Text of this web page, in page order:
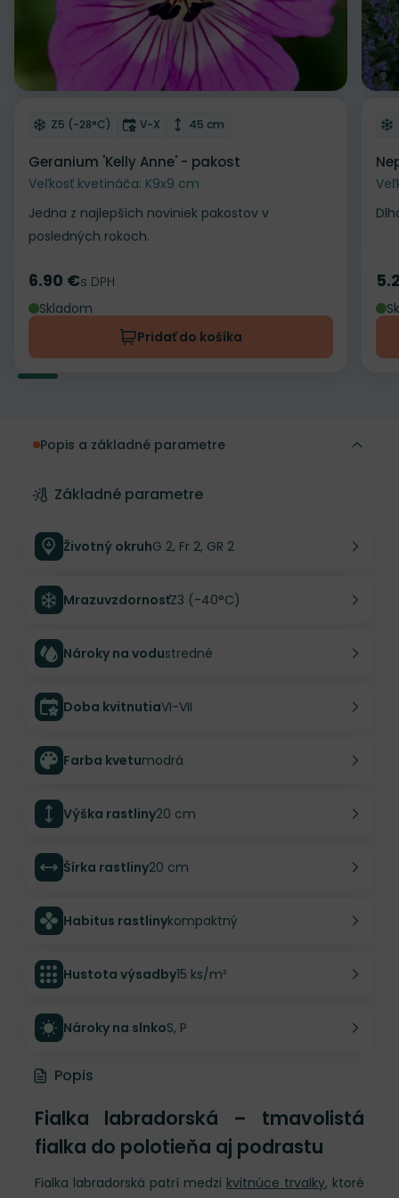
Odober do zoznamu želaní
Mrazuvzdornosť
Z5 (-28°C) Doba kvitnutia
V-X Výška rastliny
45 cm
Geranium 'Kelly Anne' - pakost
Veľkosť kvetináča: K9x9 cm
Jedna z najlepších noviniek pakostov v
posledných rokoch.
Cena
6.90 €s DPH
Skladom
Pridať do košíka
Popis a základné parametre
Základné parametre
Životný okruhG 2, Fr 2, GR 2
MrazuvzdornosťZ3 (-40°C)
Nároky na vodustredné
Doba kvitnutiaVI-VII
Farba kvetumodrá
Výška rastliny20 cm
Šírka rastliny20 cm
Habitus rastlinykompaktný
Hustota výsadby15 ks/m²
Nároky na slnkoS, P
Popis
Fialka labradorská – tmavolistá
fialka do polotieňa aj podrastu
Fialka labradorská patrí medzi kvitnúce trvalky, ktoré